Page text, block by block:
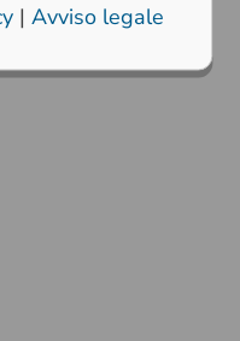
| Avviso legale